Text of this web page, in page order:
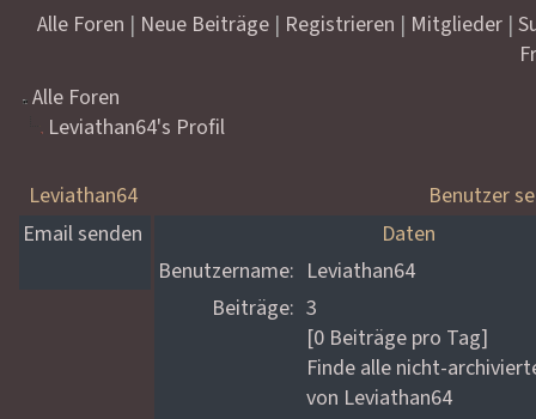
Alle Foren | Neue Beiträge | Registrieren | Mitglieder |
Alle Foren
Leviathan64's Profil
Leviathan64
Benutzer
Email senden
Daten
Benutzername: Leviathan64
Beiträge: 3
[0 Beiträge pro Tag]
Finde alle nicht-
von Leviathan64